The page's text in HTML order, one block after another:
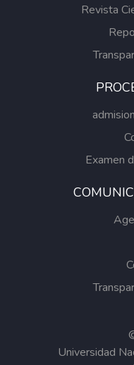
Revista
Examen
Universidad